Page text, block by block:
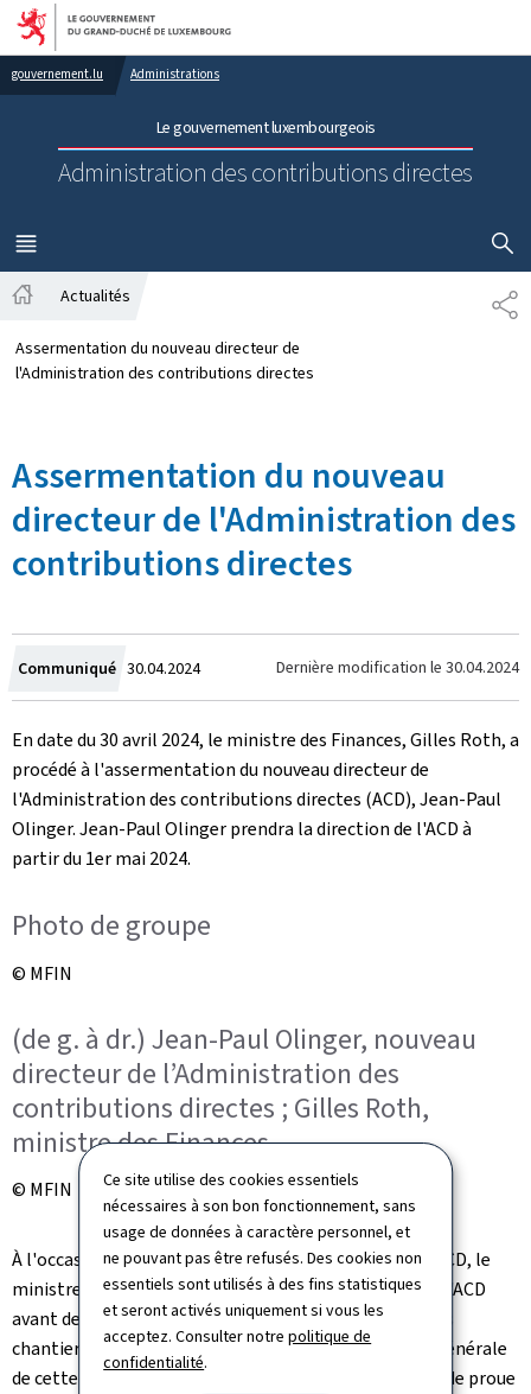
Ce site utilise des cookies essentiels
nécessaires à son bon fonctionnement, sans
usage de données à caractère personnel, et
ne pouvant pas être refusés. Des cookies non
essentiels sont utilisés à des fins statistiques
et seront activés uniquement si vous les
acceptez. Consulter notrepolitique de
confidentialité.
Aller au menu principal
Aller au contenu
gouvernement.lu Administrations
Le gouvernement luxembourgeois
Administration des contributions directes
MENU
PRINCIPAL
Actualités
Assermentation du nouveau directeur de
l'Administration des contributions directes
Assermentation du nouveau
directeur de l'Administration des
contributions directes
Communiqué Crée
le
30.04.2024 Dernière modification le 30.04.2024
En date du 30 avril 2024, le ministre des Finances, Gilles Roth, a
procédé à l'assermentation du nouveau directeur de
l'Administration des contributions directes (ACD), Jean-Paul
Olinger. Jean-Paul Olinger prendra la direction de l'ACD à
partir du 1er mai 2024.
Photo de groupe
© MFIN
(de g. à dr.) Jean-Paul Olinger, nouveau
directeur de l’Administration des
contributions directes ; Gilles Roth,
ministre des Finances
© MFIN
À l'occasion d'une cérémonie organisée au siège de l'ACD, le
ministre des Finances a exposé les nombreux défis de l'ACD
avant de préciser: "Il est important de faire avancer les
chantiers de la digitalisation et de la modernisation générale
de cette administration. L'ACD doit devenir une figure de proue